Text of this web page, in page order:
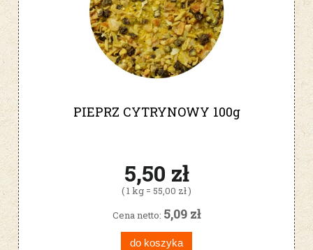
PIEPRZ CYTRYNOWY 100g
5,50 zł
( 1 kg = 55,00 zł )
Cena netto: 5,09 zł
do koszyka